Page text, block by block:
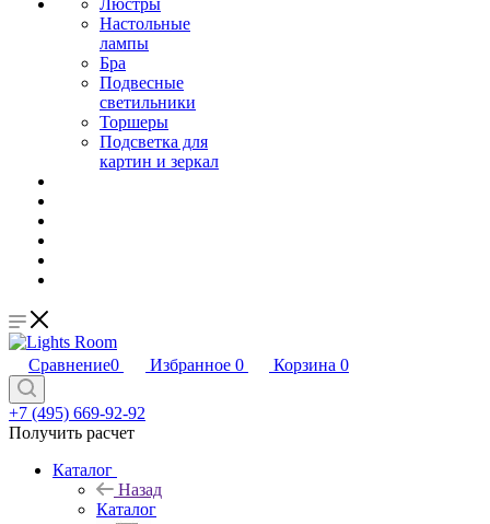
Люстры
Настольные
лампы
Бра
Подвесные
светильники
Торшеры
Подсветка для
картин и зеркал
Сравнение0 Избранное 0 Корзина 0
+7 (495) 669-92-92
Получить расчет
Каталог
Назад
Каталог